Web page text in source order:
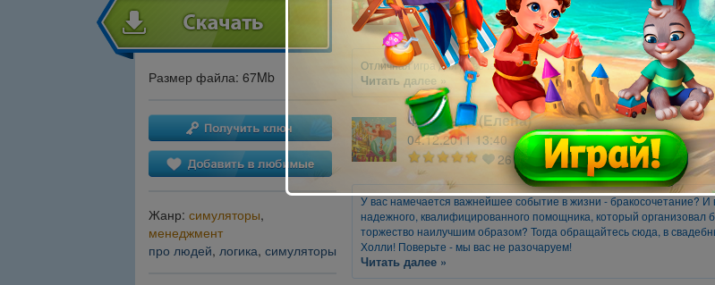
Размер файла: 67Mb
Жанр: симуляторы,
менеджмент
про людей, логика, симуляторы
20
Отличная игра для девочек !
Читать далее »
Фея Льда (Елена)
04.12.2011 13:40
26
У вас намечается важнейшее событие в жизни - бракосочетание?
надежного, квалифицированного помощника, который организовал
торжество наилучшим образом? Тогда обращайтесь сюда, в
Холли! Поверьте - мы вас не разочаруем!
Читать далее »